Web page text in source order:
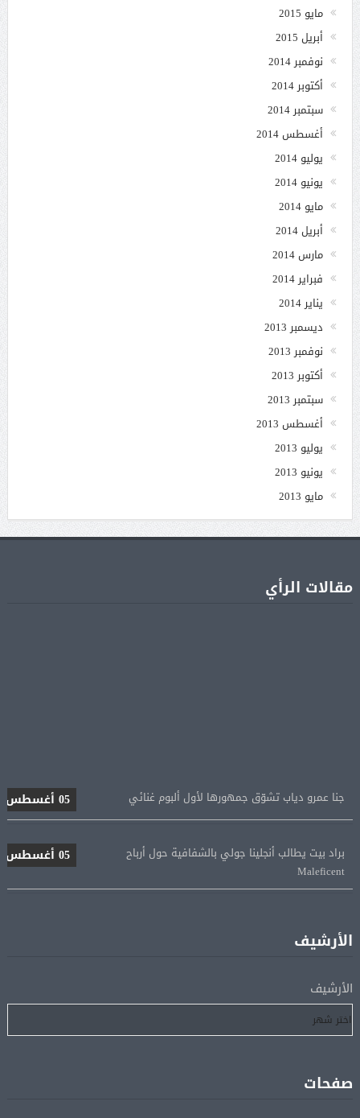
مايو 2015
أبريل 2015
نوفمبر 2014
أكتوبر 2014
سبتمبر 2014
أغسطس 2014
يوليو 2014
يونيو 2014
مايو 2014
أبريل 2014
مارس 2014
فبراير 2014
يناير 2014
ديسمبر 2013
نوفمبر 2013
أكتوبر 2013
سبتمبر 2013
أغسطس 2013
يوليو 2013
يونيو 2013
مايو 2013
مقالات الرأي
Maleficent
لإتمام انتقاله إلى طرابزون سبور
05 أغسطس
رسميًا.. انطلاق الدورى الممتاز 21 أغسطس.. وقمة الزمالك
الأرشيف
الأرشيف
صفحات